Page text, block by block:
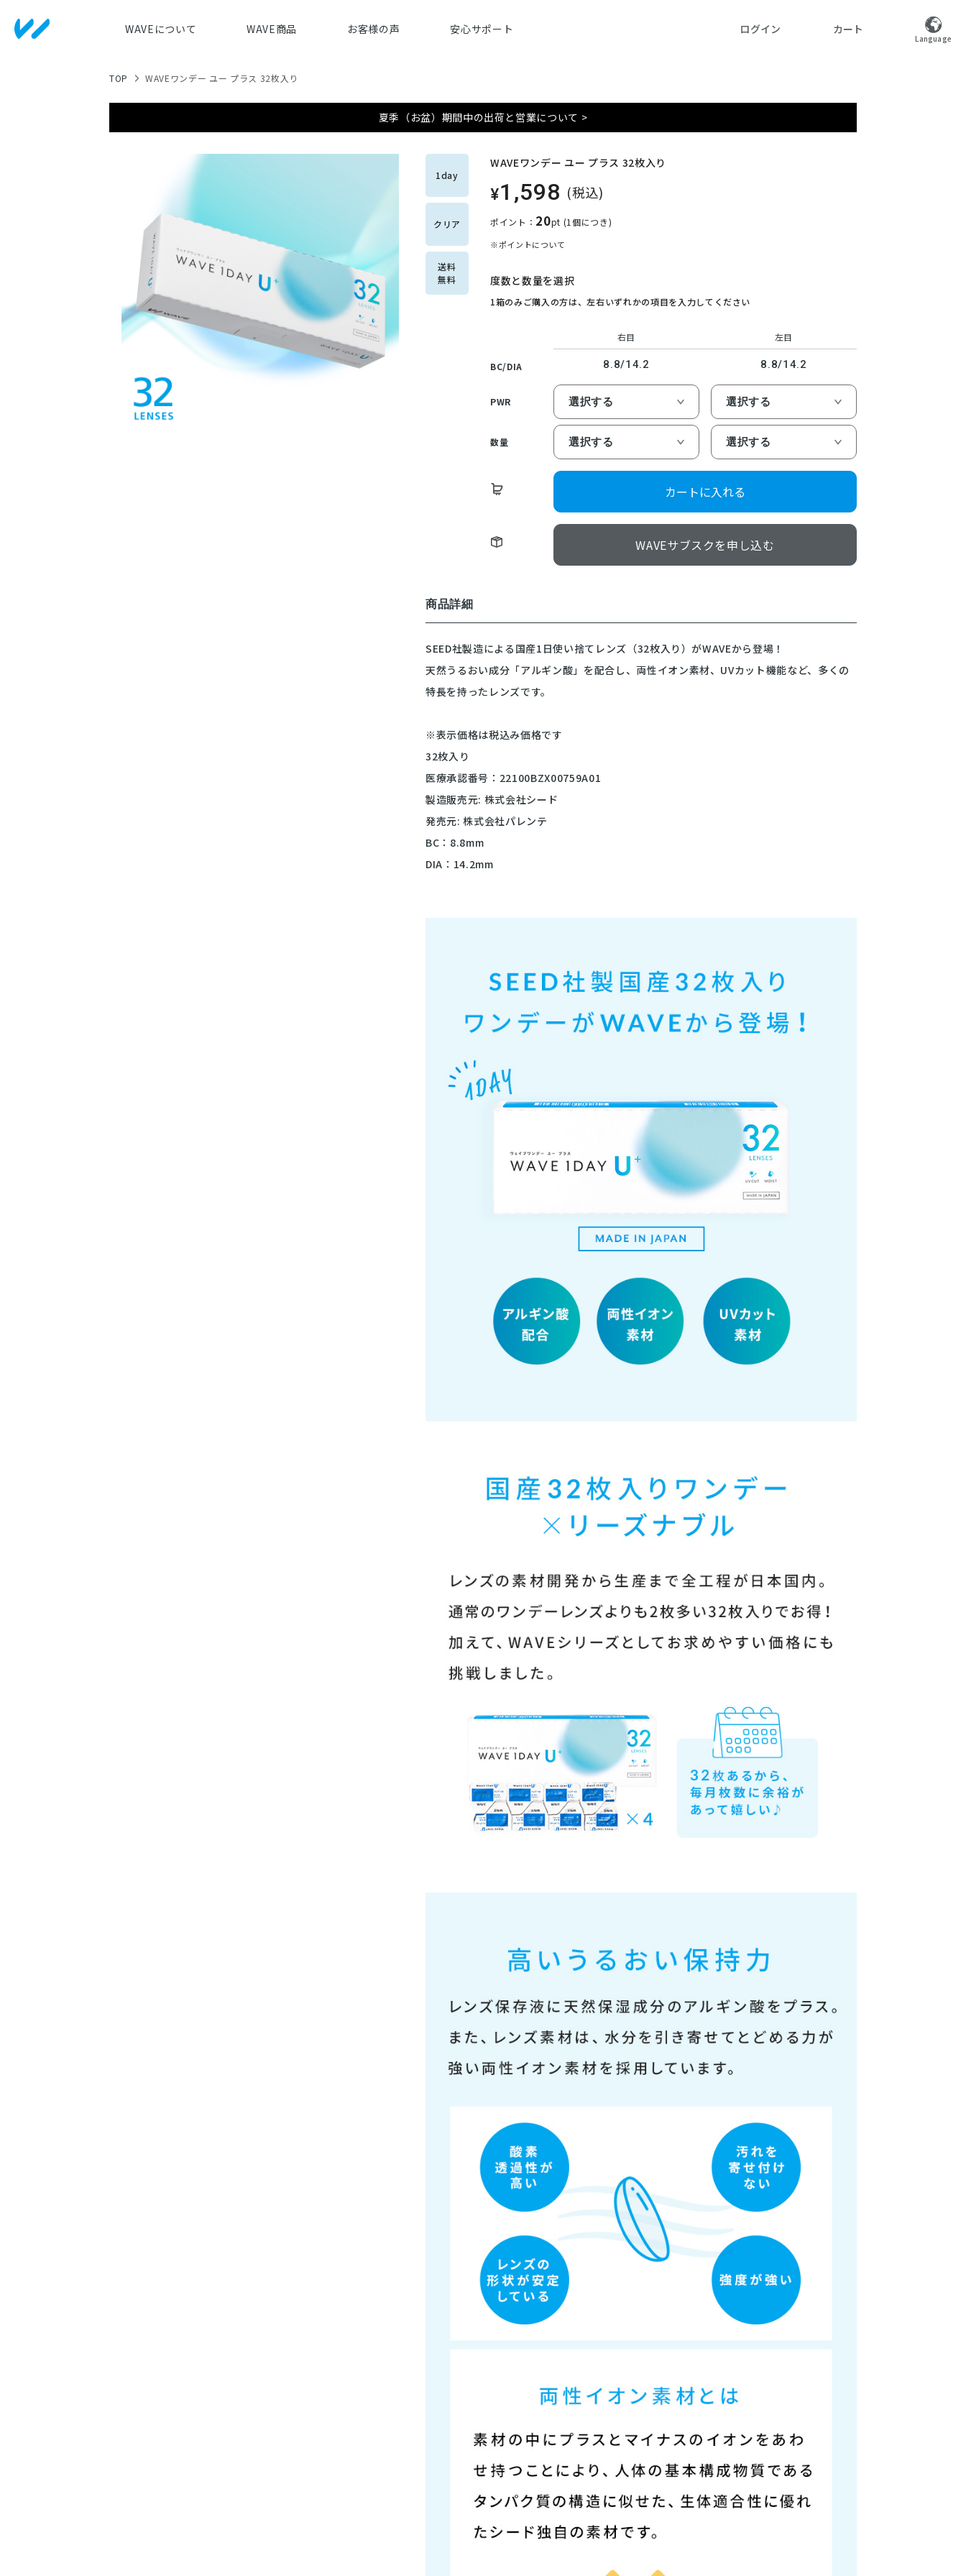
WAVEについて WAVE商品 お客様の声 安心サポート ログイン カート
Language
TOP WAVEワンデー ユー プラス 32枚入り
夏季（お盆）期間中の出荷と営業について >
1day
クリア
送料
無料
WAVEワンデー ユー プラス 32枚入り
¥1,598 (税込)
ポイント： 20pt (1個につき)
※ポイントについて
度数と数量を選択
1箱のみご購入の方は、左右いずれかの項目を入力してください
右目 左目
BC/DIA 8.8/14.2 8.8/14.2
PWR
数量
カートに入れる
WAVEサブスクを申し込む
商品詳細
SEED社製造による国産1日使い捨てレンズ（32枚入り）がWAVEから登場！
天然うるおい成分「アルギン酸」を配合し、両性イオン素材、UVカット機能など、多くの
特長を持ったレンズです。
※表示価格は税込み価格です
32枚入り
医療承認番号：22100BZX00759A01
製造販売元: 株式会社シード
発売元: 株式会社パレンテ
BC：8.8mm
DIA：14.2mm